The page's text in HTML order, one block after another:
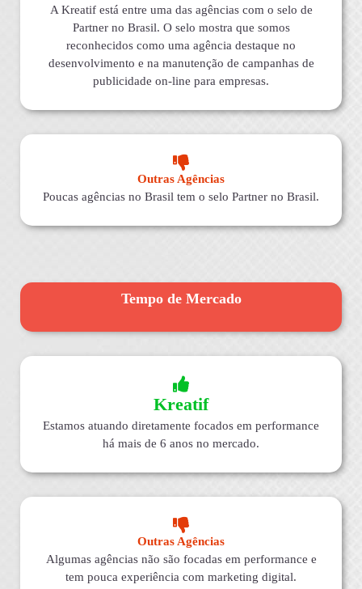
A Kreatif está entre uma das agências com o selo de
Partner no Brasil. O selo mostra que somos
reconhecidos como uma agência destaque no
desenvolvimento e na manutenção de campanhas de
publicidade on-line para empresas.
Outras Agências
Poucas agências no Brasil tem o selo Partner no Brasil.
Tempo de Mercado
Kreatif
Estamos atuando diretamente focados em performance
há mais de 6 anos no mercado.
Outras Agências
Algumas agências não são focadas em performance e
tem pouca experiência com marketing digital.